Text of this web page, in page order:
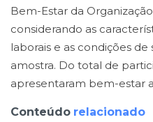
Bem-Estar da
considerando as
laborais e as condições
amostra. Do total de
apresentaram bem-estar
Conteúdo relacionado